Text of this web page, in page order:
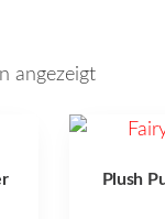
angezeigt
Plush